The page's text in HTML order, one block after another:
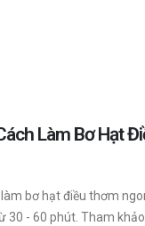
Làm Bơ Hạt
bơ hạt điều thơm
30 - 60 phút. Tham khảo